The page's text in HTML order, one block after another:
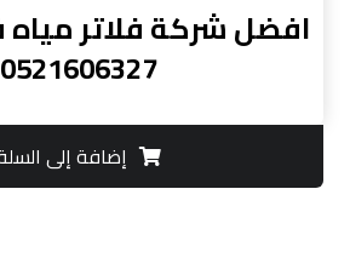
افضل شركة فلاتر مياه
0521606327
إضافة إلى